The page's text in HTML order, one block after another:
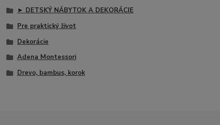
► DETSKÝ NÁBYTOK A DEKORÁCIE
Pre praktický život
Dekorácie
Adena Montessori
Drevo, bambus, korok